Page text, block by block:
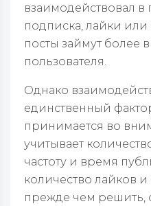
взаимодействовал
подписка, лайки
посты займут более
пользователя.
Однако
единственный
принимается во
учитывает
частоту и время
количество лайков
прежде чем решить,